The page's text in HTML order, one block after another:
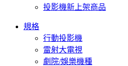
投影機新上架商品
規格
行動投影機
雷射大電視
劇院/娛樂機種